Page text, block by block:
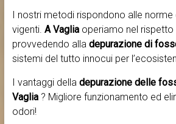
I nostri metodi rispondono alle
vigenti. A Vaglia operiamo nel rispetto
provvedendo alla depurazione di
sistemi del tutto innocui per
I vantaggi della depurazione delle
Vaglia ? Migliore funzionamento ed
odori!